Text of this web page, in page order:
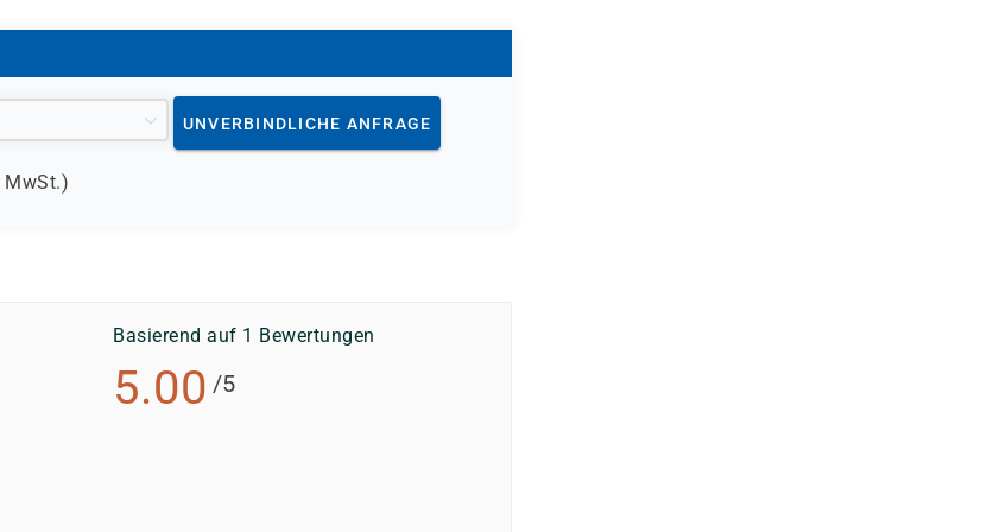
UNVERBINDLICHE ANFRAGE
MwSt.)
Basierend auf 1 Bewertungen
5.00 /5